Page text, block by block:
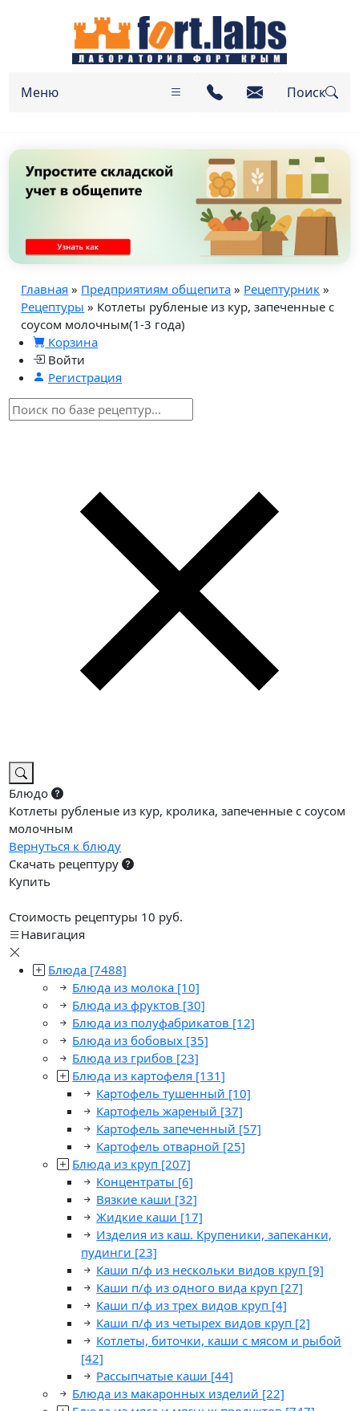
Меню Поиск
Главная » Предприятиям общепита » Рецептурник »
Рецептуры » Котлеты рубленые из кур, запеченные с
соусом молочным(1-3 года)
Корзина
Войти
Регистрация
Блюдо
Котлеты рубленые из кур, кролика, запеченные с соусом
молочным
Вернуться к блюду
Скачать рецептуру
Купить
Стоимость рецептуры 10 руб.
Навигация
Блюда [7488]
Блюда из молока [10]
Блюда из фруктов [30]
Блюда из полуфабрикатов [12]
Блюда из бобовых [35]
Блюда из грибов [23]
Блюда из картофеля [131]
Картофель тушенный [10]
Картофель жареный [37]
Картофель запеченный [57]
Картофель отварной [25]
Блюда из круп [207]
Концентраты [6]
Вязкие каши [32]
Жидкие каши [17]
Изделия из каш. Крупеники, запеканки,
пудинги [23]
Каши п/ф из нескольки видов круп [9]
Каши п/ф из одного вида круп [27]
Каши п/ф из трех видов круп [4]
Каши п/ф из четырех видов круп [2]
Котлеты, биточки, каши с мясом и рыбой
[42]
Рассыпчатые каши [44]
Блюда из макаронных изделий [22]